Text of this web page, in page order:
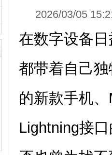
2026/03/05
在数字设备
都带着自己
的新款手机
Lightning接